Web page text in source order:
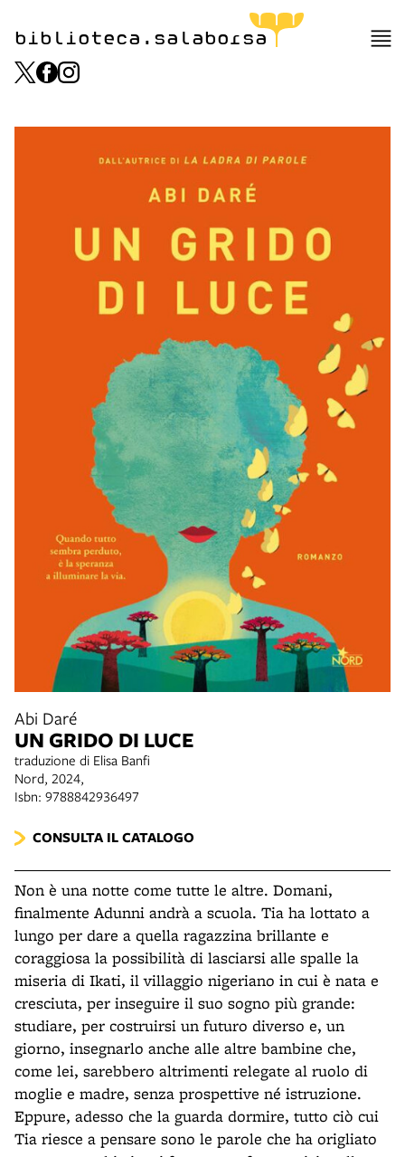
biblioteca.salaborsa
Abi Daré
UN GRIDO DI LUCE
traduzione di Elisa Banfi
Nord, 2024,
Isbn: 9788842936497
CONSULTA IL CATALOGO
Non è una notte come tutte le altre. Domani,
finalmente Adunni andrà a scuola. Tia ha lottato a
lungo per dare a quella ragazzina brillante e
coraggiosa la possibilità di lasciarsi alle spalle la
miseria di Ikati, il villaggio nigeriano in cui è nata e
cresciuta, per inseguire il suo sogno più grande:
studiare, per costruirsi un futuro diverso e, un
giorno, insegnarlo anche alle altre bambine che,
come lei, sarebbero altrimenti relegate al ruolo di
moglie e madre, senza prospettive né istruzione.
Eppure, adesso che la guarda dormire, tutto ciò cui
Tia riesce a pensare sono le parole che ha origliato